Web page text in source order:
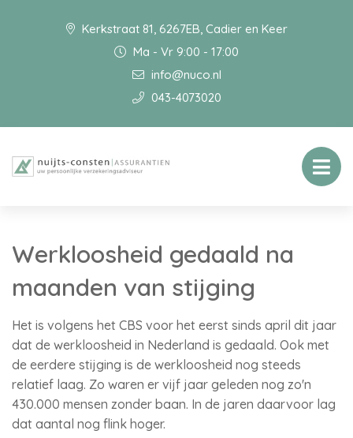
Kerkstraat 81, 6267EB, Cadier en Keer
Ma - Vr 9:00 - 17:00
info@nuco.nl
043-4073020
Werkloosheid gedaald na
maanden van stijging
Het is volgens het CBS voor het eerst sinds april dit jaar
dat de werkloosheid in Nederland is gedaald. Ook met
de eerdere stijging is de werkloosheid nog steeds
relatief laag. Zo waren er vijf jaar geleden nog zo'n
430.000 mensen zonder baan. In de jaren daarvoor lag
dat aantal nog flink hoger.